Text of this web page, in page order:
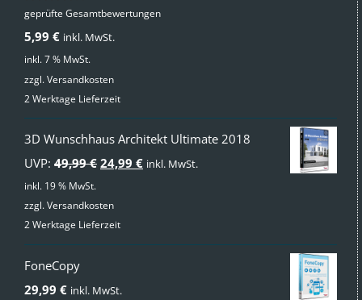
Bewertet
von 5
geprüfte Gesamtbewertungen
5,99 € inkl. MwSt.
inkl. 7 % MwSt.
zzgl.Versandkosten
2 Werktage Lieferzeit
3D Wunschhaus Architekt Ultimate 2018
UVP: 49,99€ Ursprünglicher
war:
24,99 €Aktueller
inkl. MwSt.
inkl. 19 % MwSt.
zzgl.Versandkosten
2 Werktage Lieferzeit
FoneCopy
29,99 € inkl. MwSt.